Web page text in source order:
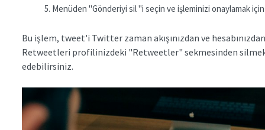
Menüden "Gönderiyi sil "i seçin ve işleminizi onaylamak
Bu işlem, tweet'i Twitter zaman akışınızdan ve
Retweetleri profilinizdeki "Retweetler" sekmesinden silmek
edebilirsiniz.